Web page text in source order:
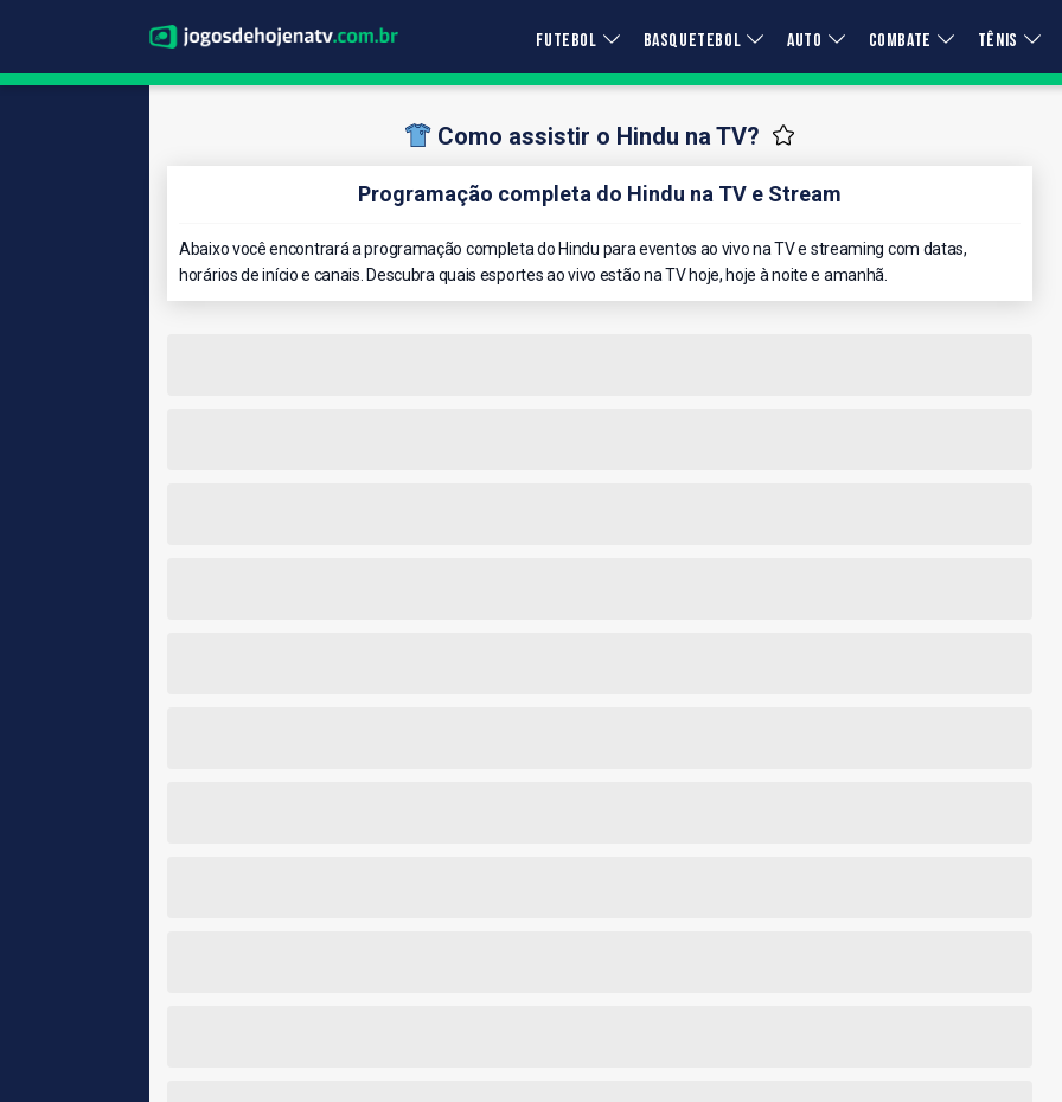
FUTEBOL BASQUETEBOL AUTO COMBATE TÊNIS
Como assistir o Hindu na TV?
Programação completa do Hindu na TV e Stream
Abaixo você encontrará a programação completa do Hindu para eventos ao vivo na TV e streaming com datas,
horários de início e canais. Descubra quais esportes ao vivo estão na TV hoje, hoje à noite e amanhã.